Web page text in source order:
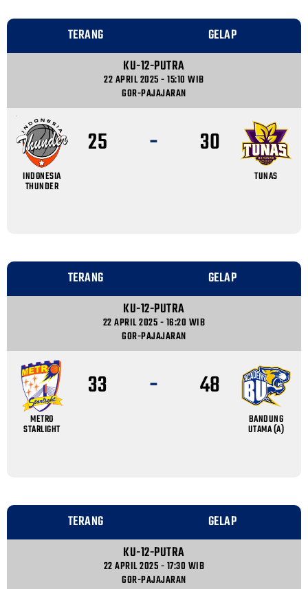
TERANG
GELAP
KU-12-PUTRA
22 APRIL 2025 - 15:10 WIB
GOR-PAJAJARAN
INDONESIA
THUNDER
25 - 30
TUNAS
TERANG
GELAP
KU-12-PUTRA
22 APRIL 2025 - 16:20 WIB
GOR-PAJAJARAN
METRO
STARLIGHT
33 - 48
BANDUNG
UTAMA (A)
TERANG
GELAP
KU-12-PUTRA
22 APRIL 2025 - 17:30 WIB
GOR-PAJAJARAN